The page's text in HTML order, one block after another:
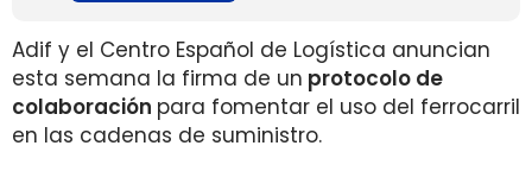
Adif y el Centro Español de Logística anuncian
esta semana la firma de un protocolo de
colaboración para fomentar el uso del ferrocarril
en las cadenas de suministro.